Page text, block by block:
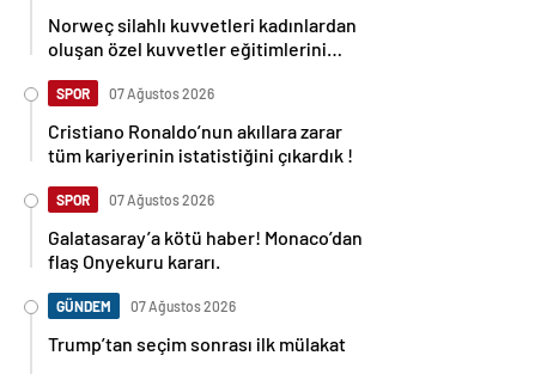
Norweç silahlı kuvvetleri kadınlardan
oluşan özel kuvvetler eğitimlerini
SPOR 07 Ağustos 2026
Cristiano Ronaldo’nun akıllara zarar
tüm kariyerinin istatistiğini çıkardık !
SPOR 07 Ağustos 2026
Galatasaray’a kötü haber! Monaco’dan
flaş Onyekuru kararı.
GÜNDEM 07 Ağustos 2026
Trump’tan seçim sonrası ilk mülakat